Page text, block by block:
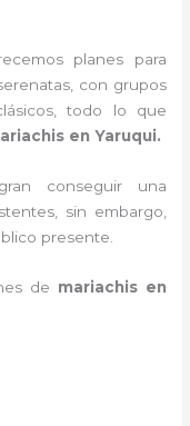
planes para
con grupos
todo lo que
en Yaruqui.
conseguir una
sin embargo,
presente.
de mariachis en